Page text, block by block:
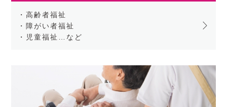
・高齢者福祉
・障がい者福祉
・児童福祉…など